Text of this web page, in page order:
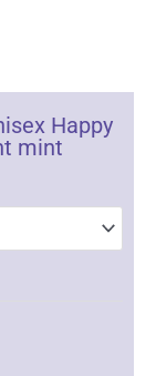
Happy
mint